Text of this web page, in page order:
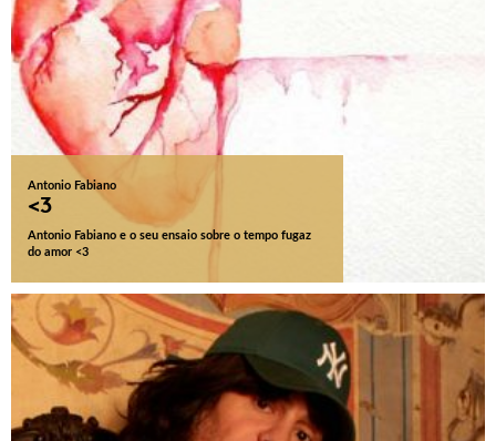
Antonio Fabiano
<3
Antonio Fabiano e o seu ensaio sobre o tempo fugaz
do amor <3